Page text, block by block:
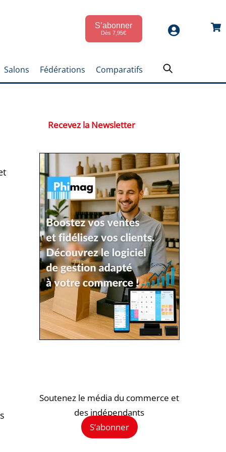
S’abonner
Dès 7,95€
Salons Fédérations Comparatifs
Recevez la Newsletter
Soutenez le média du commerce et
des indépendants
S’abonner